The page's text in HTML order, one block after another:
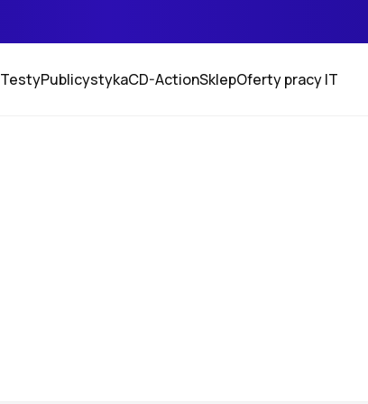
TestyPublicystykaCD-ActionSklepOferty pracy IT